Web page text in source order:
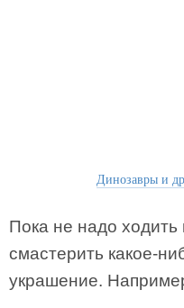
Динозавры и
Пока не надо
смастерить какое-
украшение.